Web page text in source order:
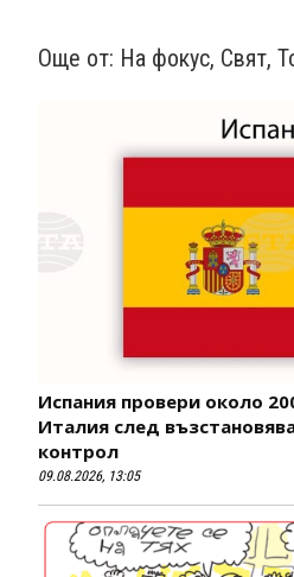
Още от: На фокус, Свят,
Испания провери около
Италия след
контрол
09.08.2026, 13:05